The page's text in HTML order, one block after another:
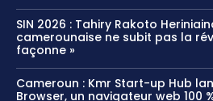
SIN 2026 : Tahiry Rakoto
camerounaise ne subit pas la
façonne »
Cameroun : Kmr Start-up Hub
Browser, un navigateur web 100